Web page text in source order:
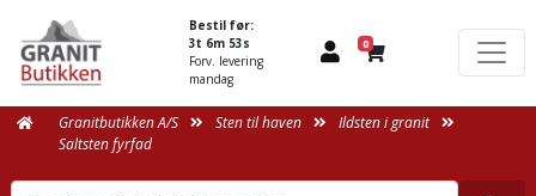
Bestil før:
3t 6m 53s
Forv. levering
mandag
0
Granitbutikken A/S Sten til haven
Ildsten i granit
Saltsten fyrfad